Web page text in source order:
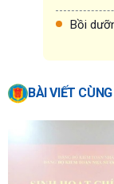
Bồi
BÀI VIẾT